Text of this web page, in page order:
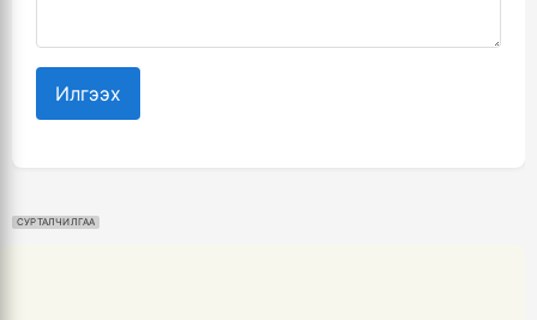
Илгээх
СУРТАЛЧИЛГАА